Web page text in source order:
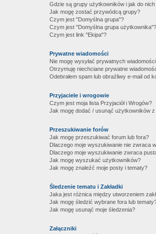
Gdzie są grupy użytkowników i jak do nich
Jak mogę zostać przywódcą grupy?
Czym jest "Domyślna grupa"?
Czym jest "Domyślna grupa użytkownika"?
Czym jest link "Ekipa"?
Prywatne wiadomości
Nie mogę wysyłać prywatnych
Otrzymuję niechciane prywatne
Odebrałem spam lub obraźliwy e-mail od
Przyjaciele i wrogowie
Czym jest moja lista Przyjaciół i Wrogów?
Jak mogę dodać / usunąć użytkowników z
Przeszukiwanie forów
Jak mogę przeszukiwać forum lub fora?
Dlaczego moje wyszukiwanie nie zwraca
Dlaczego moje wyszukiwanie zwraca
Jak mogę wyszukać użytkowników?
Jak mogę znaleźć moje posty i tematy?
Śledzenie tematu i Zakładki
Jaka jest różnica między utworzeniem
Jak mogę śledzić wybrane fora lub
Jak mogę usunąć moje śledzenia?
Załączniki